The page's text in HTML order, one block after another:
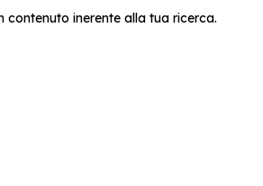
contenuto inerente alla tua ricerca.